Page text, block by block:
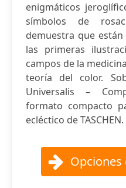
enigmáticos
símbolos de
demuestra que
las primeras
campos de la
teoría del color.
Universalis –
formato compacto
ecléctico de TASCHEN.
Opciones